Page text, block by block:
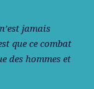
jamais
que ce combat
des hommes et